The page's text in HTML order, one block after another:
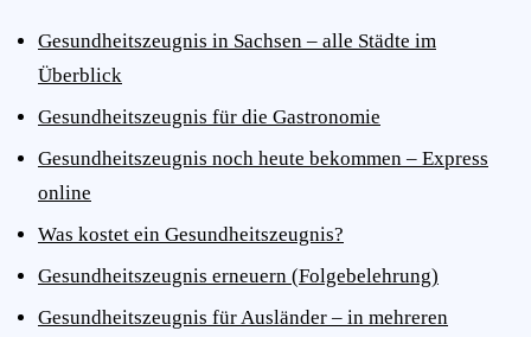
Gesundheitszeugnis in Sachsen – alle Städte im
Überblick
Gesundheitszeugnis für die Gastronomie
Gesundheitszeugnis noch heute bekommen – Express
online
Was kostet ein Gesundheitszeugnis?
Gesundheitszeugnis erneuern (Folgebelehrung)
Gesundheitszeugnis für Ausländer – in mehreren